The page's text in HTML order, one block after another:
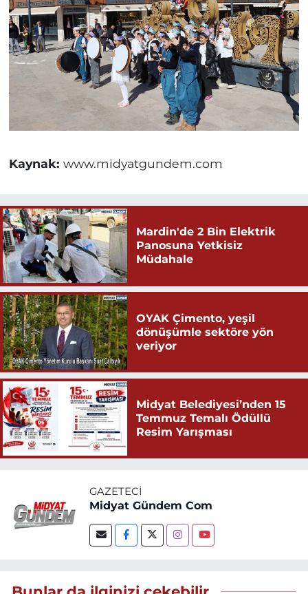
Kaynak: www.midyatgundem.com
Mardin'de 2 Bin Elektrik
Panosuna Yetkisiz
Müdahale
OYAK Çimento, yeşil
dönüşümle sektöre yön
veriyor
Midyat Belediyesi’nden 15
Temmuz Temalı Ödüllü
Resim Yarışması
GAZETECI
Midyat Gündem Com